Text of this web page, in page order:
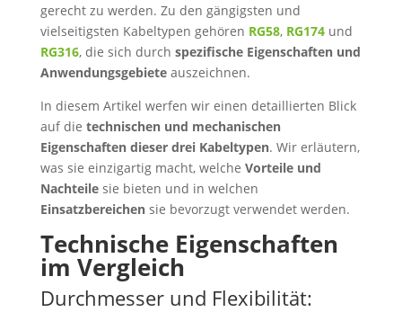
gerecht zu werden. Zu den gängigsten und
vielseitigsten Kabeltypen gehören RG58, RG174und
RG316, die sich durch spezifische Eigenschaften und
Anwendungsgebieteauszeichnen.
In diesem Artikel werfen wir einen detaillierten Blick
auf die technischen und mechanischen
Eigenschaften dieser drei Kabeltypen. Wir erläutern,
was sie einzigartig macht, welche Vorteile und
Nachteilesie bieten und in welchen
Einsatzbereichensie bevorzugt verwendet werden.
Technische Eigenschaften
im Vergleich
Durchmesser und Flexibilität: